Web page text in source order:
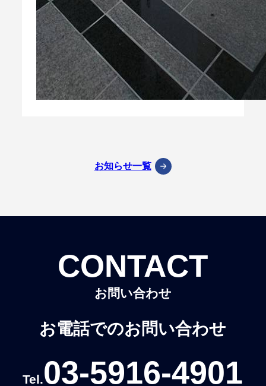
お知らせ一覧
CONTACT
お問い合わせ
お電話でのお問い合わせ
Tel.03-5916-4901